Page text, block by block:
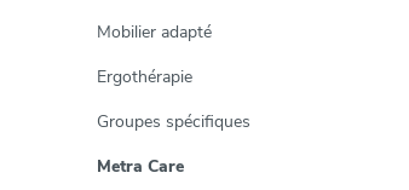
Mobilier adapté
Ergothérapie
Groupes spécifiques
Metra Care